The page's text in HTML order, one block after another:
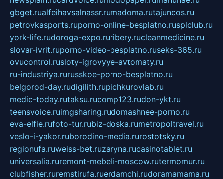
gbget.rualfeihavsalnassr.rumadoma.rutajuncos.ru
petrovkasports.ruporno-online-besplatno.rusplclub.ru
york-life.rudoroga-expo.ruribery.rucleanmedicine.ru
slovar-ivrit.ruporno-video-besplatno.ruseks-365.ru
ovucontrol.rusloty-igrovyye-avtomaty.ru
ru-industriya.rurusskoe-porno-besplatno.ru
belgorod-day.rudigilith.rupichkurovlab.ru
medic-today.rutaksu.rucomp123.rudon-ykt.ru
teensvoice.ruimgsharing.rudomashnee-porno.ru
eva-elfie.rufoto-tur.rubiz-doska.rumetropoltravel.ru
veslo-i-yakor.ruborodino-media.rurostotsky.ru
regionufa.ruweiss-bet.ruzaryna.rucasinotablet.ru
universalia.ruremont-mebeli-moscow.rutermomur.ru
clubfisher.ruremstirufa.ruerdamchi.rudoramamama.ru